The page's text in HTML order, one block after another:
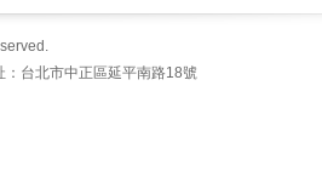
台北市中正區延平南路18號